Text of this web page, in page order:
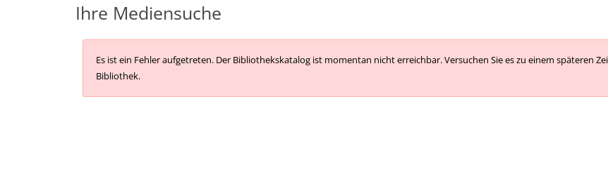
Ihre Mediensuche
Es ist ein Fehler aufgetreten. Der Bibliothekskatalog ist momentan nicht erreichbar. Versuchen Sie es zu einem späteren
Bibliothek.